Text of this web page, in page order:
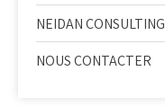
NEIDAN CONSULTING
NOUS CONTACTER